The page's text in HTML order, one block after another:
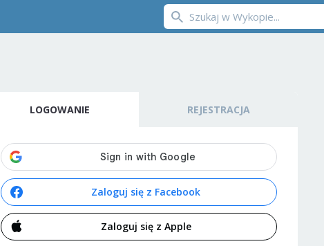
LOGOWANIE REJESTRACJA
Zaloguj się z Facebook
Zaloguj się z Apple